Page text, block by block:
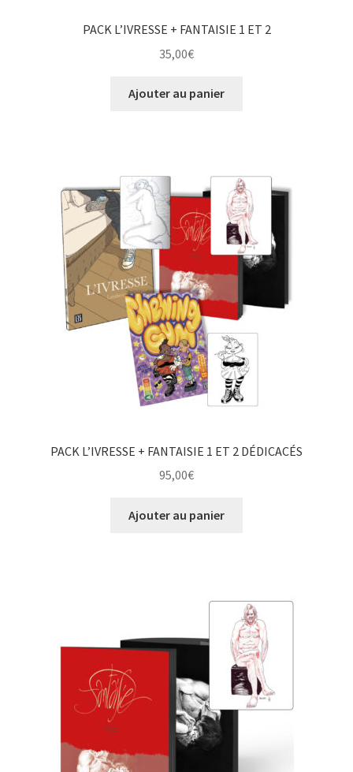
PACK L’IVRESSE + FANTAISIE 1 ET 2
35,00€
Ajouter au panier
PACK L’IVRESSE + FANTAISIE 1 ET 2 DÉDICACÉS
95,00€
Ajouter au panier